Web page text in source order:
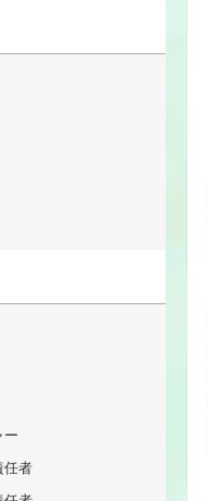
ー
任者